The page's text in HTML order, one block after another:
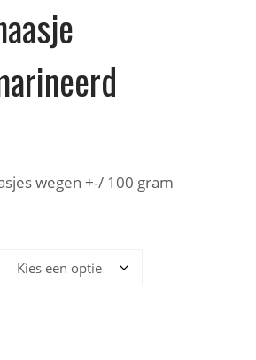
wegen +-/ 100 gram